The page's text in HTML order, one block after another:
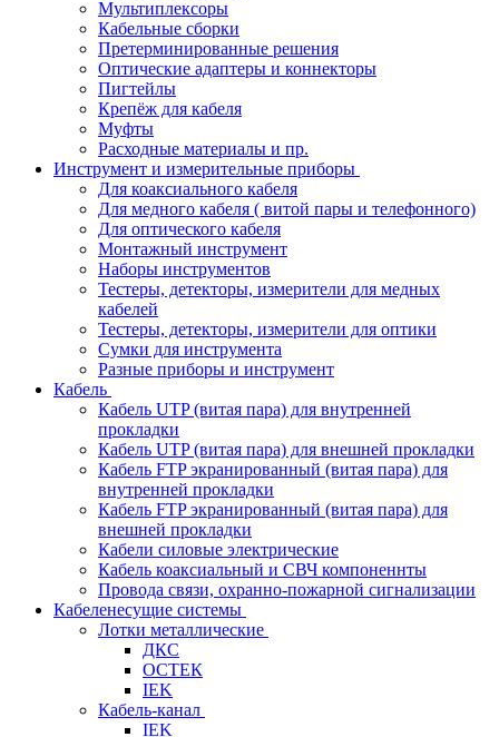
Мультиплексоры
Кабельные сборки
Претерминированные решения
Оптические адаптеры и коннекторы
Пигтейлы
Крепёж для кабеля
Муфты
Расходные материалы и пр.
Инструмент и измерительные приборы
Для коаксиального кабеля
Для медного кабеля ( витой пары и телефонного)
Для оптического кабеля
Монтажный инструмент
Наборы инструментов
Тестеры, детекторы, измерители для медных
кабелей
Тестеры, детекторы, измерители для оптики
Сумки для инструмента
Разные приборы и инструмент
Кабель
Кабель UTP (витая пара) для внутренней
прокладки
Кабель UTP (витая пара) для внешней прокладки
Кабель FTP экранированный (витая пара) для
внутренней прокладки
Кабель FTP экранированный (витая пара) для
внешней прокладки
Кабели силовые электрические
Кабель коаксиальный и СВЧ компоненнты
Провода связи, охранно-пожарной сигнализации
Кабеленесущие системы
Лотки металлические
ДКС
ОСТЕК
IEK
Кабель-канал
IEK